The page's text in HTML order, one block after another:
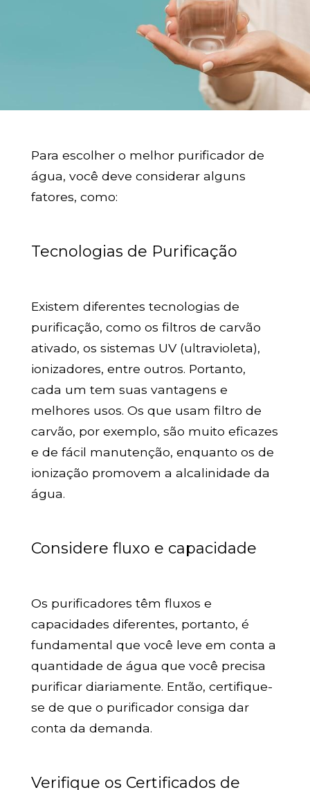
Para escolher o melhor purificador de
água, você deve considerar alguns
fatores, como:
Tecnologias de Purificação
Existem diferentes tecnologias de
purificação, como os filtros de carvão
ativado, os sistemas UV (ultravioleta),
ionizadores, entre outros. Portanto,
cada um tem suas vantagens e
melhores usos. Os que usam filtro de
carvão, por exemplo, são muito eficazes
e de fácil manutenção, enquanto os de
ionização promovem a alcalinidade da
água.
Considere fluxo e capacidade
Os purificadores têm fluxos e
capacidades diferentes, portanto, é
fundamental que você leve em conta a
quantidade de água que você precisa
purificar diariamente. Então, certifique-
se de que o purificador consiga dar
conta da demanda.
Verifique os Certificados de